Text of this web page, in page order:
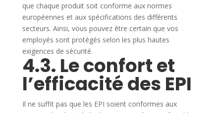
que chaque produit soit conforme aux normes
européennes et aux spécifications des différents
secteurs. Ainsi, vous pouvez être certain que vos
employés sont protégés selon les plus hautes
exigences de sécurité.
4.3. Le confort et
l’efficacité des EPI
Il ne suffit pas que les EPI soient conformes aux